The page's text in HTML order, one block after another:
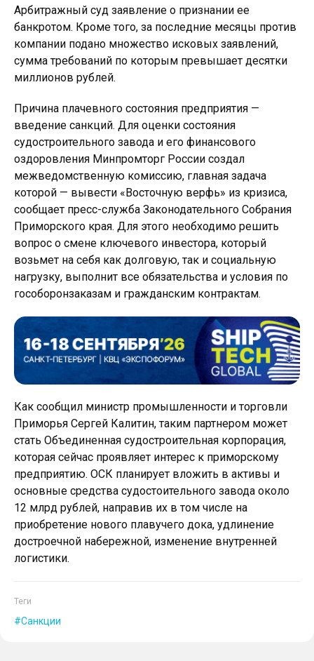
Арбитражный суд заявление о признании ее
банкротом. Кроме того, за последние месяцы против
компании подано множество исковых заявлений,
сумма требований по которым превышает десятки
миллионов рублей.
Причина плачевного состояния предприятия —
введение санкций. Для оценки состояния
судостроительного завода и его финансового
оздоровления Минпромторг России создал
межведомственную комиссию, главная задача
которой — вывести «Восточную верфь» из кризиса,
сообщает пресс-служба Законодательного Собрания
Приморского края. Для этого необходимо решить
вопрос о смене ключевого инвестора, который
возьмет на себя как долговую, так и социальную
нагрузку, выполнит все обязательства и условия по
гособоронзаказам и гражданским контрактам.
Как сообщил министр промышленности и торговли
Приморья Сергей Калитин, таким партнером может
стать Объединенная судостроительная корпорация,
которая сейчас проявляет интерес к приморскому
предприятию. ОСК планирует вложить в активы и
основные средства судостоительного завода около
12 млрд рублей, направив их в том числе на
приобретение нового плавучего дока, удлинение
достроечной набережной, изменение внутренней
логистики.
Теги
Санкции